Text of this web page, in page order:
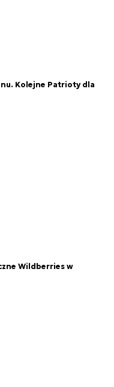
Kolejne Patrioty dla
Wildberries w